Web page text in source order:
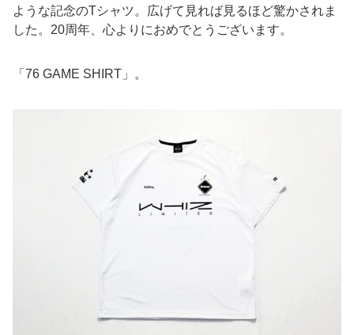
ような記念のTシャツ。広げて見れば見るほど驚かされま
した。20周年、心よりにおめでとうございます。
「76 GAME SHIRT」。